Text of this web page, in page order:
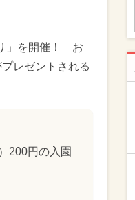
」を開催！ お
レゼントされる
200円の入園